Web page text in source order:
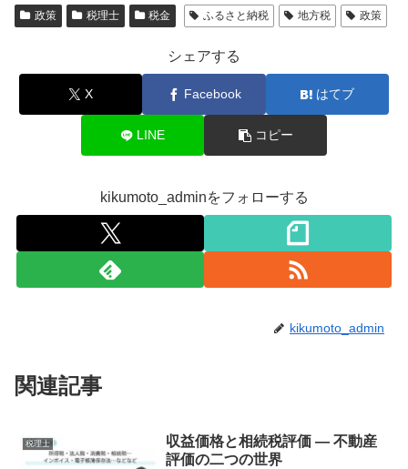
政策 税理士 税金 ふるさと納税 地方税 政策
シェアする
X Facebook はてブ
LINE コピー
kikumoto_adminをフォローする
kikumoto_admin
関連記事
税理士
収益価格と相続税評価 ― 不動産
評価の二つの世界